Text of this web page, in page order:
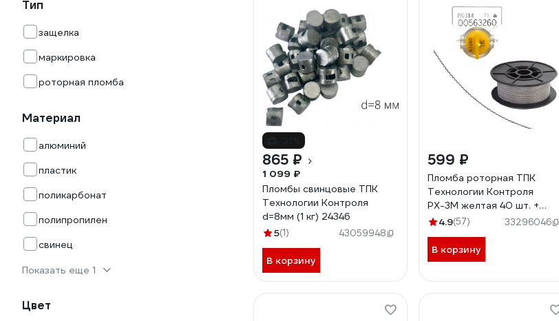
Тип
защелка
маркировка
роторная пломба
Материал
алюминий
пластик
поликарбонат
полипропилен
свинец
Показать еще 1
Цвет
865 ₽
1 099 ₽
Пломбы свинцовые ТПК
Технологии Контроля
d=8мм (1 кг) 24346
5(1) 43059948
В корзину
599 ₽
Пломба роторная ТПК
Технологии Контроля
РХ-3М желтая 40 шт. +
проволока пломбировочная
4.9(57) 33296046
В корзину